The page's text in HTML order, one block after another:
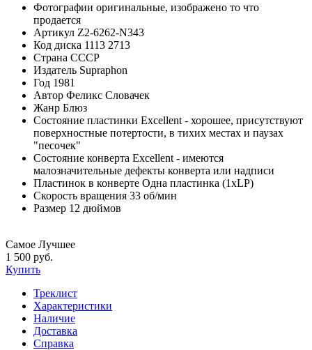
Фотографии оригинальные, изображено то что
продается
Артикул Z2-6262-N343
Код диска 1113 2713
Страна СССР
Издатель Supraphon
Год 1981
Автор Феликс Словачек
Жанр Блюз
Состояние пластинки Excellent - хорошее, присутствуют
поверхностные потертости, в тихих местах и паузах
"песочек"
Состояние конверта Excellent - имеются
малозначительные дефекты конверта или надписи
Пластинок в конверте Одна пластинка (1xLP)
Скорость вращения 33 об/мин
Размер 12 дюймов
Самое Лучшее
1 500 руб.
Купить
Треклист
Характеристики
Наличие
Доставка
Справка